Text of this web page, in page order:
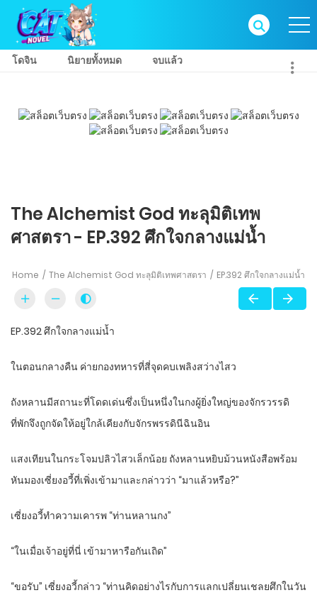
โดจิน นิยายทั้งหมด จบแล้ว
The Alchemist God ทะลุมิติเทพ
ศาสตรา - EP.392 ศึกใจกลางแม่น้ำ
Home The Alchemist God ทะลุมิติเทพศาสตรา EP.392 ศึกใจกลางแม่น้ำ
EP.392 ศึกใจกลางแม่น้ำ
ในตอนกลางคืน ค่ายกองทหารที่สี่จุดคบเพลิงสว่างไสว
ถังหลานมีสถานะที่โดดเด่นซึ่งเป็นหนึ่งในกงผู้ยิ่งใหญ่ของจักรวรรดิ
ที่พักจึงถูกจัดให้อยู่ใกล้เคียงกับจักรพรรดินีฉินอิน
แสงเทียนในกระโจมปลิวไสวเล็กน้อย ถังหลานหยิบม้วนหนังสือพร้อม
หันมองเซี่ยงอวี้ที่เพิ่งเข้ามาและกล่าวว่า “มาแล้วหรือ?”
เซี่ยงอวี้ทำความเคารพ “ท่านหลานกง”
“ในเมื่อเจ้าอยู่ที่นี่ เข้ามาหารือกันเถิด”
“ขอรับ” เซี่ยงอวี้กล่าว “ท่านคิดอย่างไรกับการแลกเปลี่ยนเชลยศึกในวัน